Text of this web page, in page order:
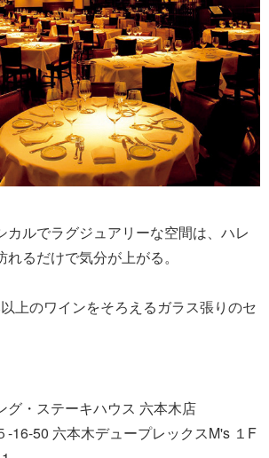
カルでラグジュアリーな空間は、ハレ
るだけで気分が上がる。
上のワインをそろえるガラス張りのセ
グ・ステーキハウス 六本木店
-16-50 六本木デュープレックスM's １F